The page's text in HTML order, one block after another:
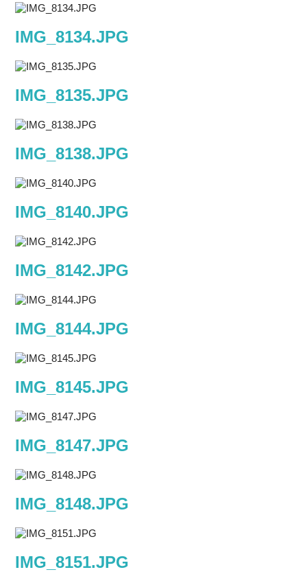
IMG_8134.JPG
IMG_8135.JPG
IMG_8138.JPG
IMG_8140.JPG
IMG_8142.JPG
IMG_8144.JPG
IMG_8145.JPG
IMG_8147.JPG
IMG_8148.JPG
IMG_8151.JPG